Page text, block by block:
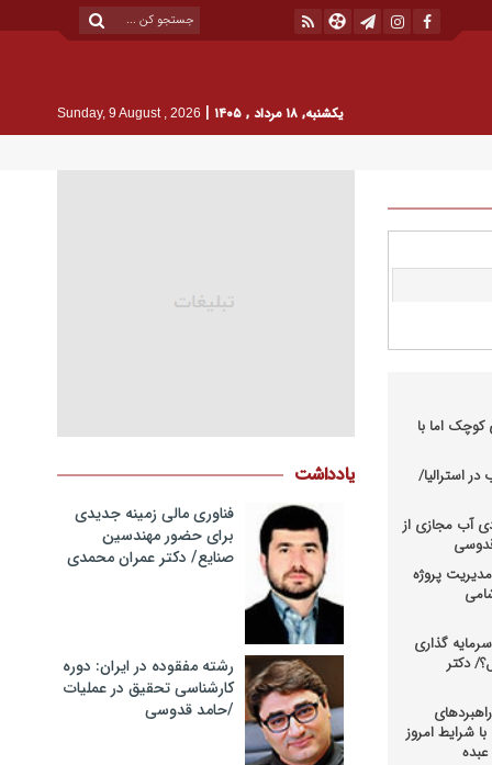
یکشنبه, ۱۸ مرداد , ۱۴۰۵ |
Sunday, 9 August , 2026
اما با
استرالیا/
آب مجازی از
پروژه
گذاری
دکتر
شرایط امروز
یادداشت
فناوری مالی زمینه جدیدی
برای حضور مهندسین
صنایع/ دکتر عمران محمدی
رشته مفقوده در ایران: دوره
کارشناسی تحقیق در عملیات
/حامد قدوسی